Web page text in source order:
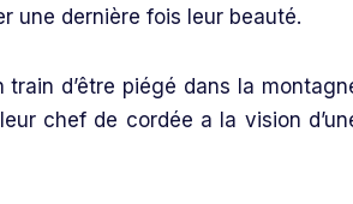
une dernière fois leur beauté.
d’être piégé dans la
chef de cordée a la vision